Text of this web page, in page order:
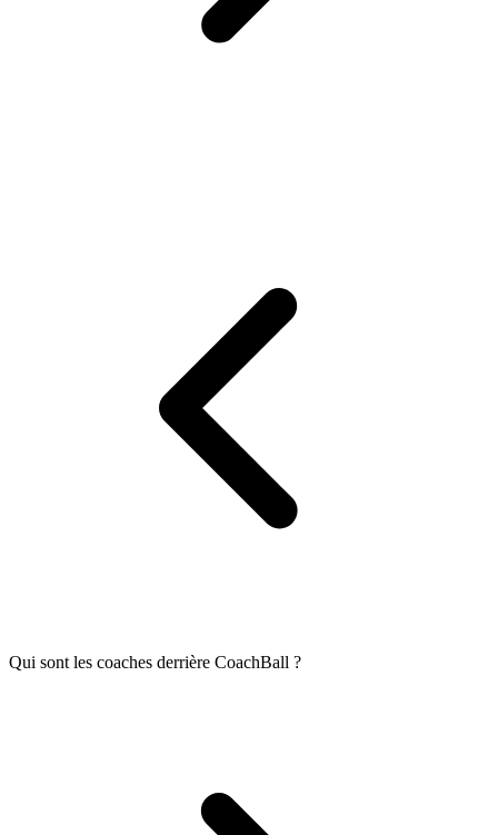
Qui sont les coaches derrière CoachBall ?